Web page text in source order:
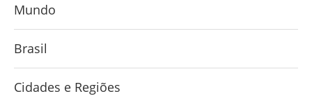
Mundo
Brasil
Cidades e Regiões